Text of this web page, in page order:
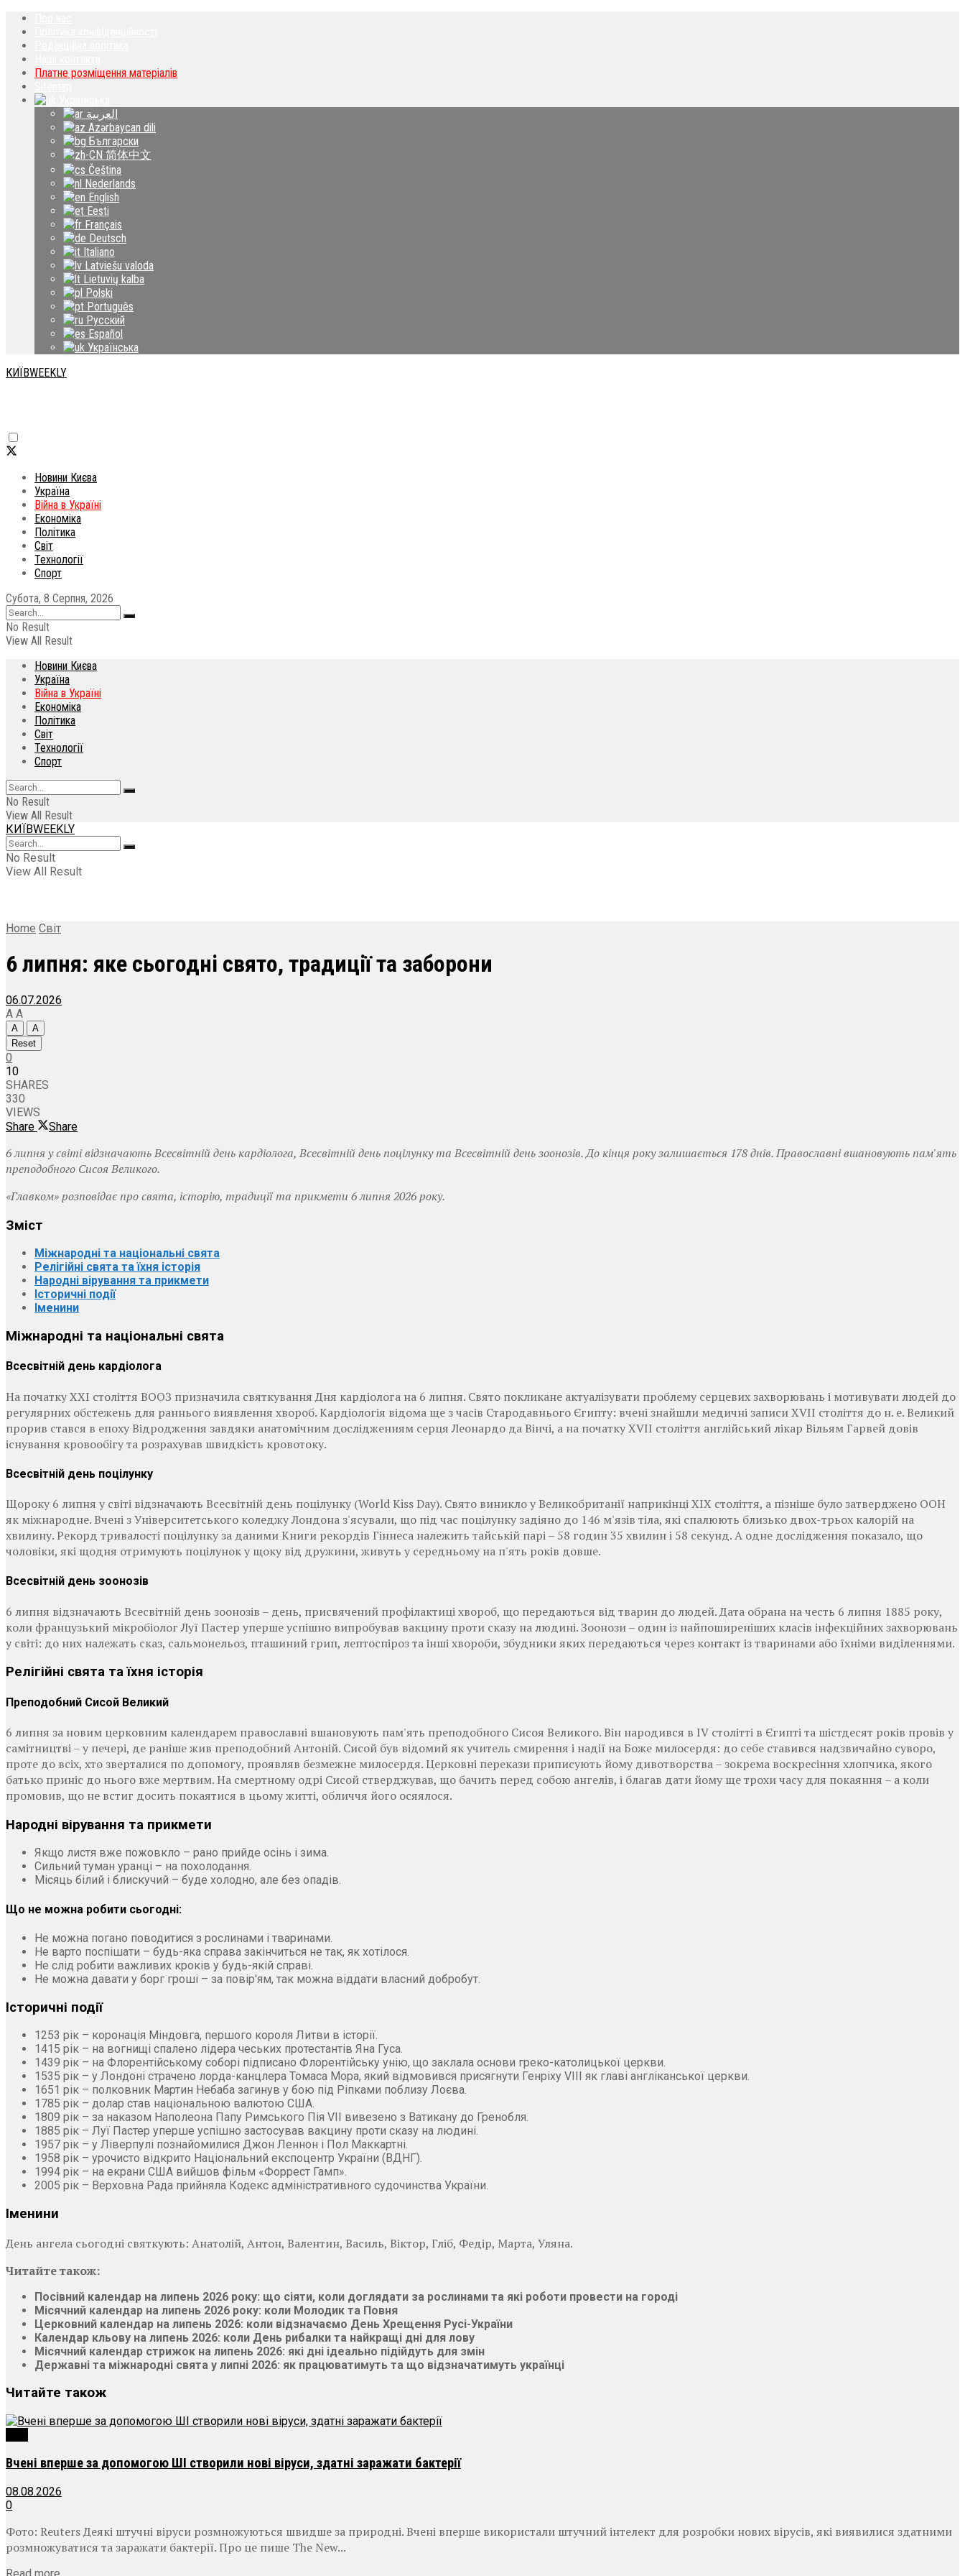
Платне розміщення матеріалів
العربية
Azərbaycan dili
Български
简体中文
Čeština‎
Nederlands
English
Eesti
Français
Deutsch
Italiano
Latviešu valoda
Lietuvių kalba
Polski
Português
Русский
Español
Українська
КИЇВWEEKLY
Новини Києва
Україна
Війна в Україні
Економіка
Політика
Світ
Технології
Спорт
Субота, 8 Серпня, 2026
No Result
View All Result
Новини Києва
Україна
Війна в Україні
Економіка
Політика
Світ
Технології
Спорт
No Result
View All Result
КИЇВWEEKLY
No Result
View All Result
Home Світ
6 липня: яке сьогодні свято, традиції та заборони
06.07.2026
A A
A
A
Reset
0
10
SHARES
330
VIEWS
Share
Share
6 липня у світі відзначають Всесвітній день кардіолога, Всесвітній день поцілунку та Всесвітній день зоонозів. До кінця року залишається 178 днів. Православні вшановують пам'ять
преподобного Сисоя Великого.
«Главком» розповідає про свята, історію, традиції та прикмети 6 липня 2026 року.
Зміст
Міжнародні та національні свята
Релігійні свята та їхня історія
Народні вірування та прикмети
Історичні події
Іменини
Міжнародні та національні свята
Всесвітній день кардіолога
На початку XXI століття ВООЗ призначила святкування Дня кардіолога на 6 липня. Свято покликане актуалізувати проблему серцевих захворювань і мотивувати людей до
регулярних обстежень для раннього виявлення хвороб. Кардіологія відома ще з часів Стародавнього Єгипту: вчені знайшли медичні записи XVII століття до н. е. Великий
прорив стався в епоху Відродження завдяки анатомічним дослідженням серця Леонардо да Вінчі, а на початку XVII століття англійський лікар Вільям Гарвей довів
існування кровообігу та розрахував швидкість кровотоку.
Всесвітній день поцілунку
Щороку 6 липня у світі відзначають Всесвітній день поцілунку (World Kiss Day). Свято виникло у Великобританії наприкінці XIX століття, а пізніше було затверджено ООН
як міжнародне. Вчені з Університетського коледжу Лондона з'ясували, що під час поцілунку задіяно до 146 м'язів тіла, які спалюють близько двох-трьох калорій на
хвилину. Рекорд тривалості поцілунку за даними Книги рекордів Гіннеса належить тайській парі – 58 годин 35 хвилин і 58 секунд. А одне дослідження показало, що
чоловіки, які щодня отримують поцілунок у щоку від дружини, живуть у середньому на п'ять років довше.
Всесвітній день зоонозів
6 липня відзначають Всесвітній день зоонозів – день, присвячений профілактиці хвороб, що передаються від тварин до людей. Дата обрана на честь 6 липня 1885 року,
коли французький мікробіолог Луї Пастер уперше успішно випробував вакцину проти сказу на людині. Зоонози – один із найпоширеніших класів інфекційних захворювань
у світі: до них належать сказ, сальмонельоз, пташиний грип, лептоспіроз та інші хвороби, збудники яких передаються через контакт із тваринами або їхніми виділеннями.
Релігійні свята та їхня історія
Преподобний Сисой Великий
6 липня за новим церковним календарем православні вшановують пам'ять преподобного Сисоя Великого. Він народився в IV столітті в Єгипті та шістдесят років провів у
самітництві – у печері, де раніше жив преподобний Антоній. Сисой був відомий як учитель смирення і надії на Боже милосердя: до себе ставився надзвичайно суворо,
проте до всіх, хто зверталися по допомогу, проявляв безмежне милосердя. Церковні перекази приписують йому дивотворства – зокрема воскресіння хлопчика, якого
батько приніс до нього вже мертвим. На смертному одрі Сисой стверджував, що бачить перед собою ангелів, і благав дати йому ще трохи часу для покаяння – а коли
промовив, що не встиг досить покаятися в цьому житті, обличчя його осяялося.
Народні вірування та прикмети
Якщо листя вже пожовкло – рано прийде осінь і зима.
Сильний туман уранці – на похолодання.
Місяць білий і блискучий – буде холодно, але без опадів.
Що не можна робити сьогодні:
Не можна погано поводитися з рослинами і тваринами.
Не варто поспішати – будь-яка справа закінчиться не так, як хотілося.
Не слід робити важливих кроків у будь-якій справі.
Не можна давати у борг гроші – за повір'ям, так можна віддати власний добробут.
Історичні події
1253 рік – коронація Міндовга, першого короля Литви в історії.
1415 рік – на вогнищі спалено лідера чеських протестантів Яна Гуса.
1439 рік – на Флорентійському соборі підписано Флорентійську унію, що заклала основи греко-католицької церкви.
1535 рік – у Лондоні страчено лорда-канцлера Томаса Мора, який відмовився присягнути Генріху VIII як главі англіканської церкви.
1651 рік – полковник Мартин Небаба загинув у бою під Ріпками поблизу Лоєва.
1785 рік – долар став національною валютою США.
1809 рік – за наказом Наполеона Папу Римського Пія VII вивезено з Ватикану до Гренобля.
1885 рік – Луї Пастер уперше успішно застосував вакцину проти сказу на людині.
1957 рік – у Ліверпулі познайомилися Джон Леннон і Пол Маккартні.
1958 рік – урочисто відкрито Національний експоцентр України (ВДНГ).
1994 рік – на екрани США вийшов фільм «Форрест Гамп».
2005 рік – Верховна Рада прийняла Кодекс адміністративного судочинства України.
Іменини
День ангела сьогодні святкують: Анатолій, Антон, Валентин, Василь, Віктор, Гліб, Федір, Марта, Уляна.
Читайте також:
Посівний календар на липень 2026 року: що сіяти, коли доглядати за рослинами та які роботи провести на городі
Місячний календар на липень 2026 року: коли Молодик та Повня
Церковний календар на липень 2026: коли відзначаємо День Хрещення Русі-України
Календар кльову на липень 2026: коли День рибалки та найкращі дні для лову
Місячний календар стрижок на липень 2026: які дні ідеально підійдуть для змін
Державні та міжнародні свята у липні 2026: як працюватимуть та що відзначатимуть українці
Читайте також
Вчені вперше за допомогою ШІ створили нові віруси, здатні заражати бактерії
08.08.2026
0
Фото: Reuters Деякі штучні віруси розмножуються швидше за природні. Вчені вперше використали штучний інтелект для розробки нових вірусів, які виявилися здатними
розмножуватися та заражати бактерії. Про це пише The New...
Read more